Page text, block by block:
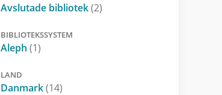
Avslutade bibliotek(2)
BIBLIOTEKSSYSTEM
Aleph (1)
LAND
Danmark(14)